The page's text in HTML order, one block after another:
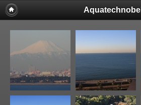
Aquatechnobel